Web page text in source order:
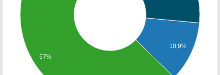
10,9%
57%